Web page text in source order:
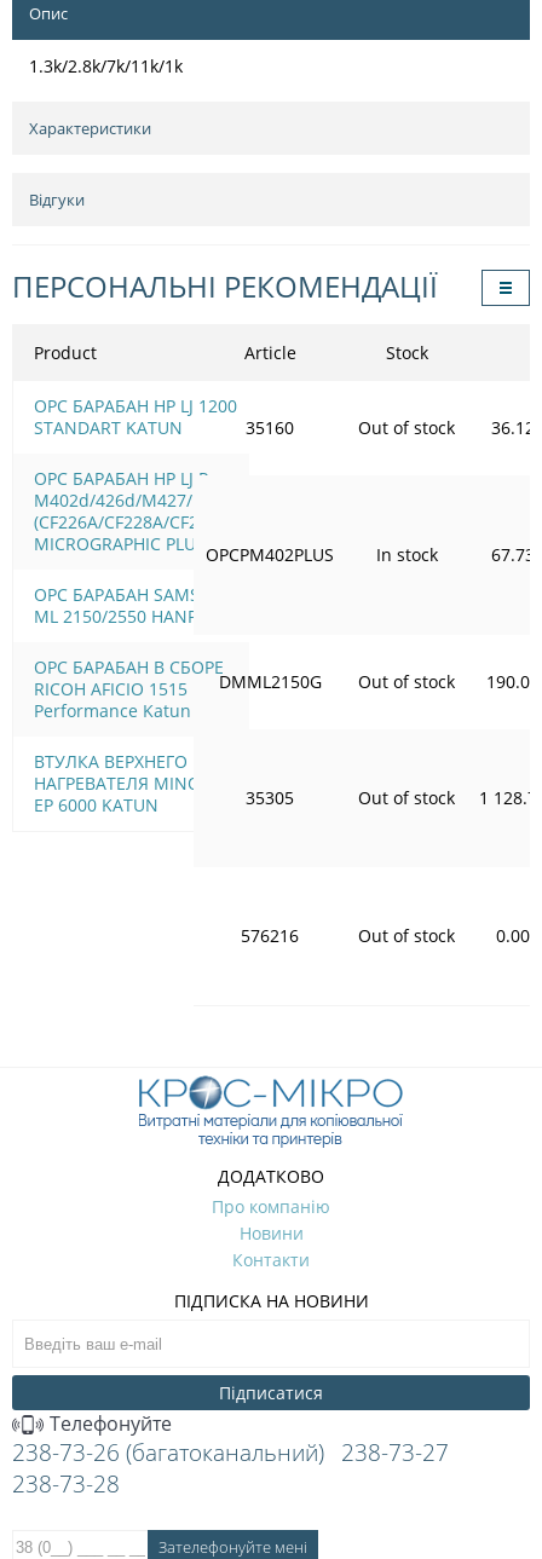
Опис
1.3k/2.8k/7k/11k/1k
Характеристики
Відгуки
ПЕРСОНАЛЬНІ РЕКОМЕНДАЦІЇ
Product
OPC БАРАБАН HP LJ 1200
STANDART KATUN
OPC БАРАБАН HP LJ Pro
M402d/426d/M427/M506
(CF226A/CF228A/CF287A)
MICROGRAPHIC PLUS
OPC БАРАБАН SAMSUNG
ML 2150/2550 HANP
OPC БАРАБАН В СБОРЕ
RICOH AFICIO 1515
Performance Katun
ВТУЛКА ВЕРХНЕГО ВАЛА
НАГРЕВАТЕЛЯ MINOLTA
EP 6000 KATUN
Article Stock
35160 Out of stock 36.12
OPCPM402PLUS In stock 67.73
DMML2150G Out of stock 190.08
35305 Out of stock 1
576216 Out of stock 0.00
ДОДАТКОВО
Про компанію
Новини
Контакти
ПІДПИСКА НА НОВИНИ
Підписатися
Телефонуйте
238-73-26 (багатоканальний) 238-73-27
238-73-28